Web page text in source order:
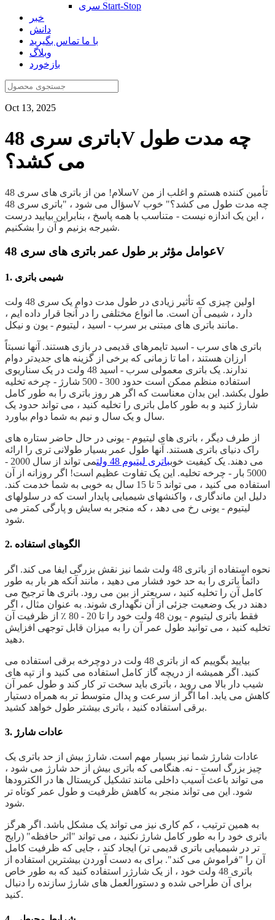
سری Start-Stop
خبر
دانش
با ما تماس بگیرید
وبلاگ
بازخورد
Oct 13, 2025
باتری سری 48V چه مدت طول
می کشد؟
سلام! من از باتری های سری 48V تأمین کننده هستم و اغلب از من
سؤال می شود ، "باتری سری 48V چه مدت طول می کشد؟" خوب
، این یک اندازه نیست - متناسب با همه پاسخ ، بنابراین بیایید درست
شیرجه بزنیم و آن را بشکنیم.
عوامل مؤثر بر طول عمر باتری های سری 48V
1. شیمی باتری
اولین چیزی که تأثیر زیادی در طول مدت دوام یک سری 48 ولت
دارد ، شیمی آن است. ما انواع مختلفی را در آنجا قرار داده ایم ،
مانند باتری های مبتنی بر سرب - اسید ، لیتیوم - یون و نیکل.
باتری های سرب - اسید تایمرهای قدیمی در بازی هستند. آنها نسبتاً
ارزان هستند ، اما تا زمانی که برخی از گزینه های جدیدتر دوام
ندارند. یک باتری معمولی سرب - اسید 48 ولت در یک سناریوی
استفاده منظم ممکن است حدود 300 - 500 شارژ - چرخه تخلیه
طول بکشد. این بدان معناست که اگر هر روز باتری را به طور کامل
شارژ کنید و به طور کامل باتری را تخلیه کنید ، می تواند حدود یک
سال و یک سال و نیم به شما دوام بیاورد.
از طرف دیگر ، باتری های لیتیوم - یونی در حال حاضر ستاره های
راک دنیای باتری هستند. آنها طول عمر بسیار طولانی تری را ارائه
می دهند. یک کیفیت خوبباتری لیتیوم 48 ولت
می تواند از سال 2000 -
5000 بار - چرخه تخلیه. این یک تفاوت عظیم است! اگر روزانه از آن
استفاده می کنید ، می تواند 5 تا 15 سال به خوبی به شما خدمت کند.
دلیل این ماندگاری ، واکنشهای شیمیایی پایدار است که در سلولهای
لیتیوم - یونی رخ می دهد ، که منجر به سایش و پارگی کمتر می
شود.
2. الگوهای استفاده
نحوه استفاده از باتری 48 ولت شما نیز نقش بزرگی ایفا می کند. اگر
دائماً باتری را به حد خود فشار می دهید ، مانند آنکه هر بار به طور
کامل آن را تخلیه کنید ، سریعتر از بین می رود. باتری ها ترجیح می
دهند در یک وضعیت جزئی از آن نگهداری شوند. به عنوان مثال ، اگر
فقط باتری لیتیوم - یون 48 ولت خود را تا 20 - 80 ٪ از ظرفیت آن
تخلیه کنید ، می توانید طول عمر آن را به میزان قابل توجهی افزایش
دهید.
بیایید بگوییم که از باتری 48 ولت در دوچرخه برقی استفاده می
کنید. اگر همیشه از دریچه گاز کامل استفاده می کنید و از تپه های
شیب دار بالا می روید ، باتری باید سخت تر کار کند و طول عمر آن
کاهش می یابد. اما اگر از سرعت و پدال متوسط ​​تر به همراه دستیار
برقی استفاده کنید ، باتری بیشتر طول خواهد کشید.
3. عادات شارژ
عادات شارژ شما نیز بسیار مهم است. شارژ بیش از حد باتری یک
چیز بزرگ است - نه. هنگامی که باتری بیش از حد شارژ می شود ،
می تواند باعث آسیب داخلی مانند تشکیل کریستال ها در الکترودها
شود. این می تواند منجر به کاهش ظرفیت و طول عمر کوتاه تر
شود.
به همین ترتیب ، کم کاری نیز می تواند یک مشکل باشد. اگر هرگز
باتری خود را به طور کامل شارژ نکنید ، می تواند "اثر حافظه" (رایج
تر در شیمیایی باتری قدیمی تر) ایجاد کند ، جایی که ظرفیت کامل
آن را "فراموش می کند". برای به دست آوردن بیشترین استفاده از
باتری 48 ولت خود ، از یک شارژر استفاده کنید که به طور خاص
برای آن طراحی شده و دستورالعمل های شارژ سازنده را دنبال
کنید.